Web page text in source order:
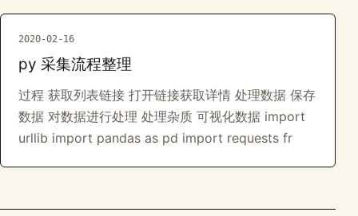
2020-02-16
py 采集流程整理
过程 获取列表链接 打开链接获取详情 处理数据 保存
数据 对数据进行处理 处理杂质 可视化数据 import
urllib import pandas as pd import requests fr